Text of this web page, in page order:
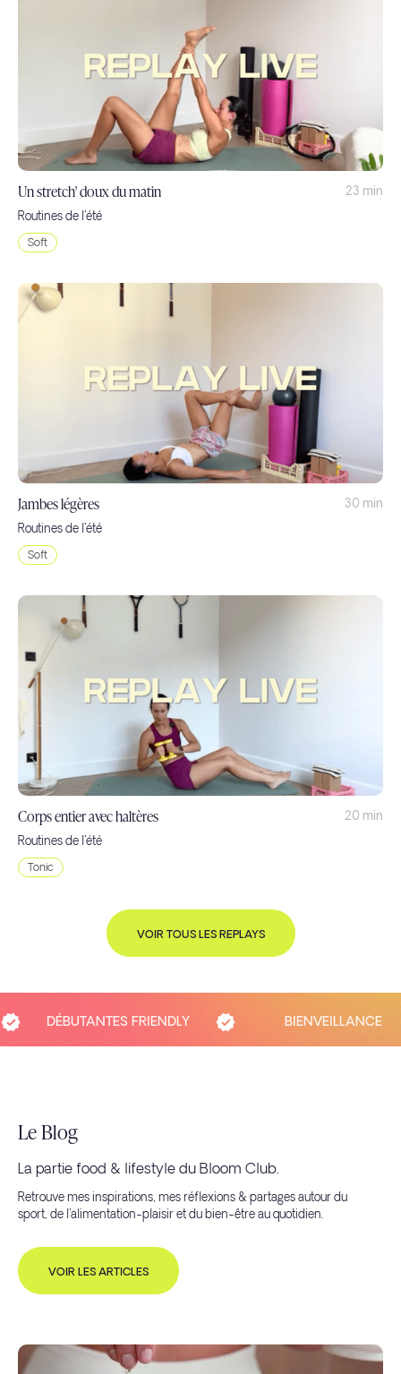
Un stretch' doux du matin
23 min
Routines de l'été
Soft
Jambes légères
30 min
Routines de l'été
Soft
Corps entier avec haltères
20 min
Routines de l'été
Tonic
VOIR TOUS LES REPLAYS
DÉBUTANTES FRIENDLY BIENVEILLANCE
Le Blog
La partie food & lifestyle du Bloom Club.
Retrouve mes inspirations, mes réflexions & partages autour du
sport, de l'alimentation-plaisir et du bien-être au quotidien.
VOIR LES ARTICLES